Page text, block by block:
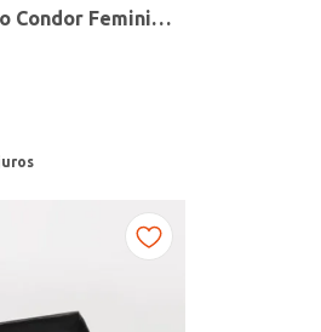
Relógio +Acessório Condor Feminino DOURADO